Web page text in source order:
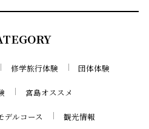
修学旅行体験 団体体験
宮島オススメ
デルコース 観光情報